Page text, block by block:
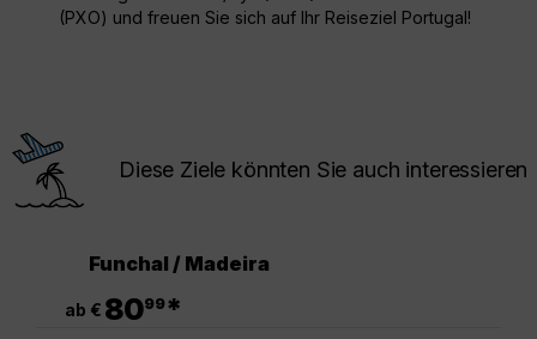
(PXO) und freuen Sie sich auf Ihr Reiseziel Portugal!
Diese Ziele könnten Sie auch interessieren
Funchal / Madeira
ab € 8099*